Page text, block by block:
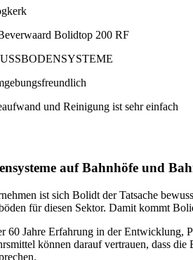
und Reinigung ist sehr einfach
auf Bahnhöfe und
ist sich Bolidt der Tatsache
für diesen Sektor. Damit kommt
60 Jahre Erfahrung in der Entwicklung,
können darauf vertrauen, dass